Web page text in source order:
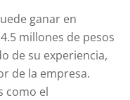
ganar en
millones de pesos
de su experiencia,
de la empresa.
como el